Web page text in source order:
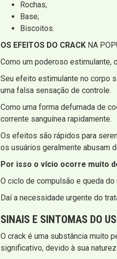
Rochas;
Base;
Biscoitos.
OS EFEITOS DO CRACK NA
Como um poderoso estimulante,
Seu efeito estimulante no corpo
uma falsa sensação de controle.
Como uma forma defumada de
corrente sanguínea rapidamente.
Os efeitos são rápidos para
os usuários geralmente abusam
Por isso o vício ocorre muito
O ciclo de compulsão e queda
Daí a necessidade urgente do
SINAIS E SINTOMAS DO
O crack é uma substância muito
significativo, devido à sua